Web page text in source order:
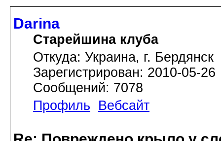
Darina
Старейшина клуба
Откуда: Украина, г. Бердянск
Зарегистрирован: 2010-05-26
Сообщений: 7078
Профиль
Вебсайт